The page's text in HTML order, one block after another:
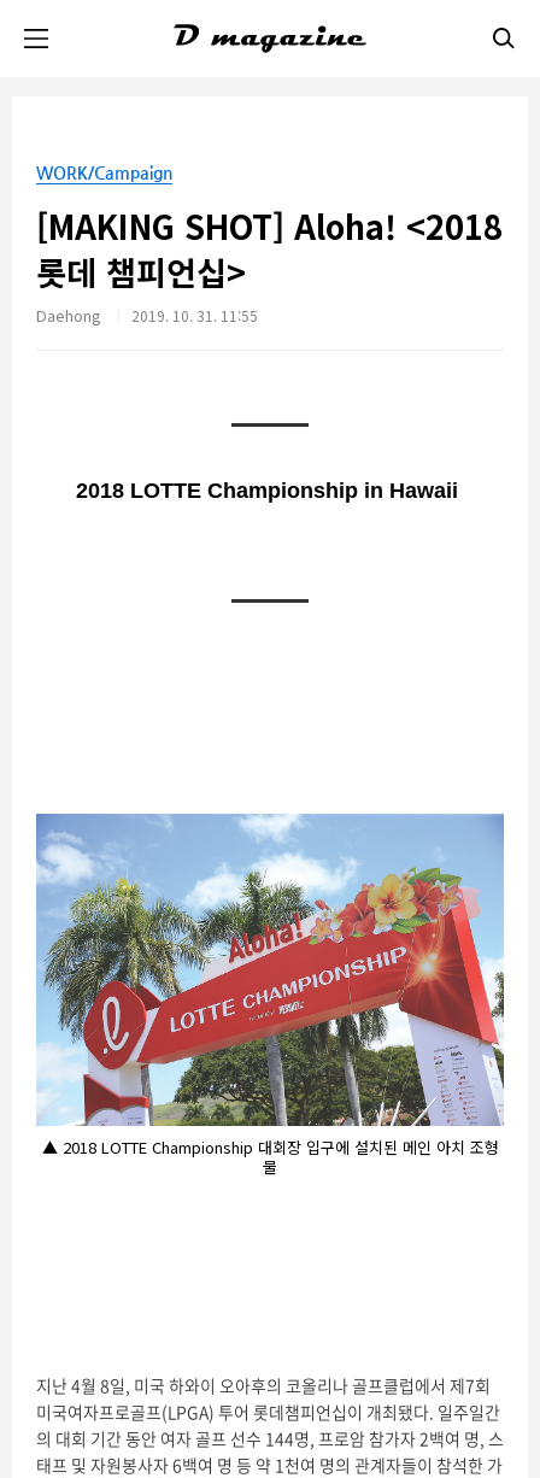
WORK/Campaign
[MAKING SHOT] Aloha! <2018
롯데 챔피언십>
Daehong 2019. 10. 31. 11:55
2018 LOTTE Championship in Hawaii
▲ 2018 LOTTE Championship 대회장 입구에 설치된 메인 아치 조형
물
지난 4월 8일, 미국 하와이 오아후의 코올리나 골프클럽에서 제7회
미국여자프로골프(LPGA) 투어 롯데챔피언십이 개최됐다. 일주일간
의 대회 기간 동안 여자 골프 선수 144명, 프로암 참가자 2백여 명, 스
태프 및 자원봉사자 6백여 명 등 약 1천여 명의 관계자들이 참석한 가